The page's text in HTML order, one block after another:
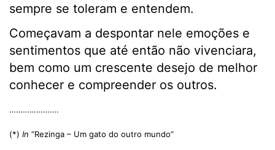
sempre se toleram e entendem.
Começavam a despontar nele emoções e
sentimentos que até então não vivenciara,
bem como um crescente desejo de melhor
conhecer e compreender os outros.
………………….
(*) In “Rezinga – Um gato do outro mundo”